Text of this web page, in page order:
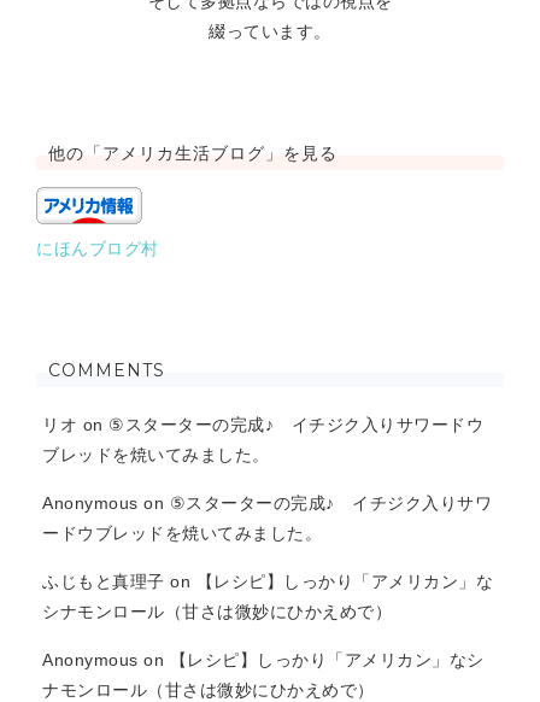
綴っています。
他の「アメリカ生活ブログ」を見る
にほんブログ村
COMMENTS
リオ on ⑤スターターの完成♪ イチジク入りサワードウ
ブレッドを焼いてみました。
Anonymous on ⑤スターターの完成♪ イチジク入りサワ
ードウブレッドを焼いてみました。
ふじもと真理子 on
【レシピ】しっかり「アメリカン」な
シナモンロール（甘さは微妙にひかえめで）
Anonymous on
【レシピ】しっかり「アメリカン」なシ
ナモンロール（甘さは微妙にひかえめで）